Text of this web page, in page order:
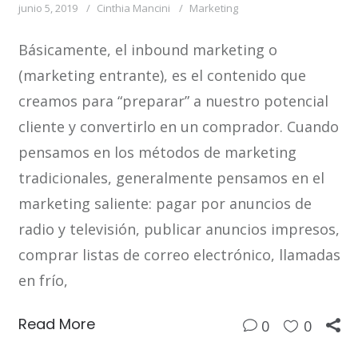
junio 5, 2019 Cinthia Mancini Marketing
Básicamente, el inbound marketing o
(marketing entrante), es el contenido que
creamos para “preparar” a nuestro potencial
cliente y convertirlo en un comprador. Cuando
pensamos en los métodos de marketing
tradicionales, generalmente pensamos en el
marketing saliente: pagar por anuncios de
radio y televisión, publicar anuncios impresos,
comprar listas de correo electrónico, llamadas
en frío,
Read More 0 0